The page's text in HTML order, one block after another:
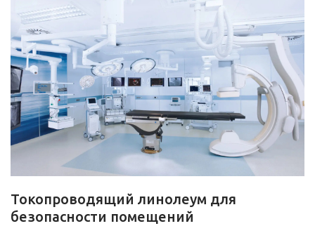
Токопроводящий линолеум для
безопасности помещений